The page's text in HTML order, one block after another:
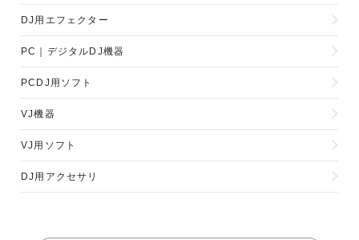
DJ用エフェクター
PC｜デジタルDJ機器
PCDJ用ソフト
VJ機器
VJ用ソフト
DJ用アクセサリ